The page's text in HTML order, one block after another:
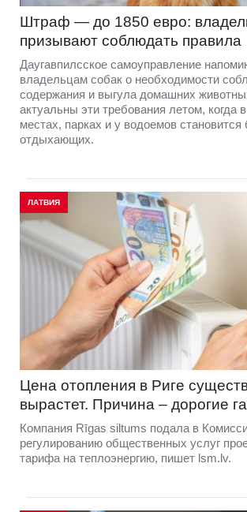
Штраф — до 1850 евро:
призывают соблюдать правила
Даугавпилсское самоуправление
владельцам собак о необходимости
содержания и выгула домашних
актуальны эти требования летом, когда
местах, парках и у водоемов
отдыхающих.
ЛАТВИЯ
Цена отопления в Риге
вырастет. Причина – дорогие
Компания Rīgas siltums подала в
регулированию общественных услуг
тарифа на теплоэнергию, пишет lsm.lv.